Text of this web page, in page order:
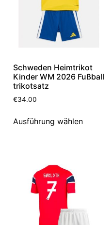
Schweden Heimtrikot
Kinder WM 2026 Fußball
trikotsatz
€34.00
Ausführung wählen